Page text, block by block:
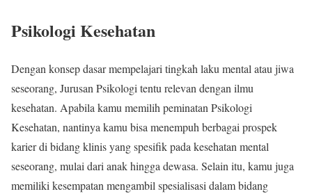
Psikologi Kesehatan
Dengan konsep dasar mempelajari tingkah laku mental atau jiwa
seseorang, Jurusan Psikologi tentu relevan dengan ilmu
kesehatan. Apabila kamu memilih peminatan Psikologi
Kesehatan, nantinya kamu bisa menempuh berbagai prospek
karier di bidang klinis yang spesifik pada kesehatan mental
seseorang, mulai dari anak hingga dewasa. Selain itu, kamu juga
memiliki kesempatan mengambil spesialisasi dalam bidang